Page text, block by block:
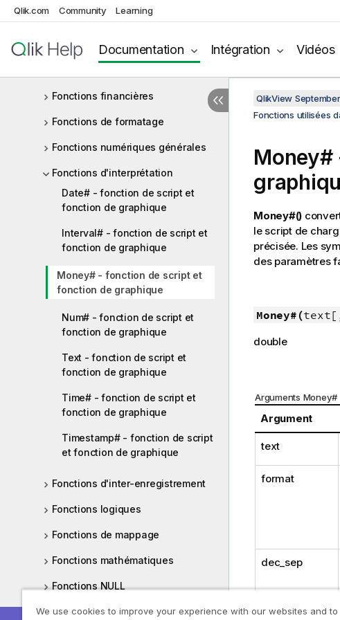
Qlik.com Community Learning
Documentation Intégration Vidéos
logarithmiques
Fonctions de champ
Fonctions financières
Fonctions de formatage
Fonctions numériques générales
Fonctions d'interprétation
Date# - fonction de script et
fonction de graphique
Interval# - fonction de script et
fonction de graphique
Money# - fonction de script et
fonction de graphique
Num# - fonction de script et
fonction de graphique
Text - fonction de script et
fonction de graphique
Time# - fonction de script et
fonction de graphique
Timestamp# - fonction de script
et fonction de graphique
Fonctions d'inter-enregistrement
Fonctions logiques
Fonctions de mappage
Fonctions mathématiques
Fonctions NULL
Fonctions de plage
QlikView
Fonctions utilisées
Money#()
le script de
précisée. Les
des paramètres
Money#(
double
Arguments Money#
Argument
text
format
dec_sep
We use cookies to improve your experience with our websites and to